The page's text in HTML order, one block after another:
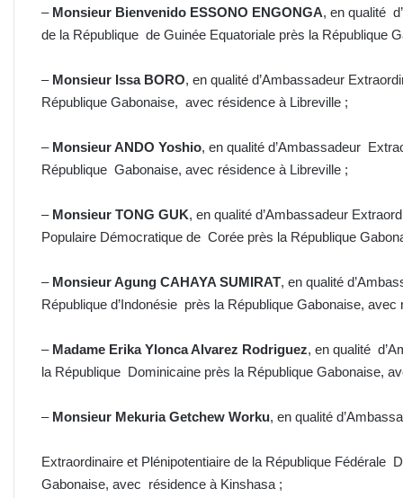
– Monsieur Bienvenido ESSONO ENGONGA, en qualité
de la République de Guinée Equatoriale près la République
– Monsieur Issa BORO, en qualité d’Ambassadeur
République Gabonaise, avec résidence à Libreville ;
– Monsieur ANDO Yoshio, en qualité d’Ambassadeur
République Gabonaise, avec résidence à Libreville ;
– Monsieur TONG GUK, en qualité d’Ambassadeur
Populaire Démocratique de Corée près la République
– Monsieur Agung CAHAYA SUMIRAT, en qualité
République d’Indonésie près la République Gabonaise,
– Madame Erika Ylonca Alvarez Rodriguez, en qualité
la République Dominicaine près la République Gabonaise,
– Monsieur Mekuria Getchew Worku, en qualité
Extraordinaire et Plénipotentiaire de la République Fédérale
Gabonaise, avec résidence à Kinshasa ;